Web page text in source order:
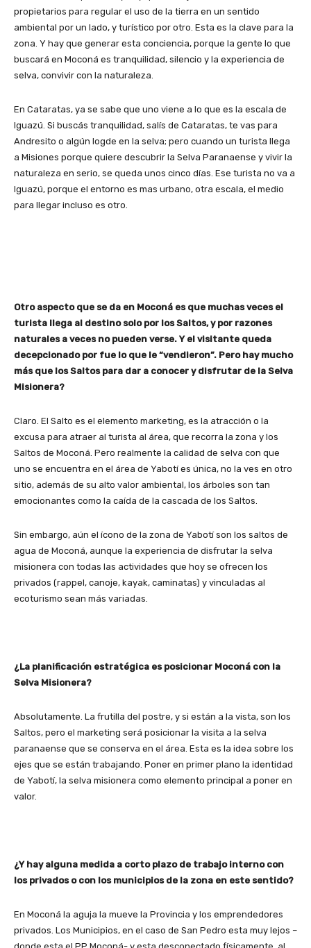
propietarios para regular el uso de la tierra en un sentido
ambiental por un lado, y turístico por otro. Esta es la clave para la
zona. Y hay que generar esta conciencia, porque la gente lo que
buscará en Moconá es tranquilidad, silencio y la experiencia de
selva, convivir con la naturaleza.
En Cataratas, ya se sabe que uno viene a lo que es la escala de
Iguazú. Si buscás tranquilidad, salís de Cataratas, te vas para
Andresito o algún logde en la selva; pero cuando un turista llega
a Misiones porque quiere descubrir la Selva Paranaense y vivir la
naturaleza en serio, se queda unos cinco días. Ese turista no va a
Iguazú, porque el entorno es mas urbano, otra escala, el medio
para llegar incluso es otro.
Otro aspecto que se da en Moconá es que muchas veces el
turista llega al destino solo por los Saltos, y por razones
naturales a veces no pueden verse. Y el visitante queda
decepcionado por fue lo que le “vendieron”. Pero hay mucho
más que los Saltos para dar a conocer y disfrutar de la Selva
Misionera?
Claro. El Salto es el elemento marketing, es la atracción o la
excusa para atraer al turista al área, que recorra la zona y los
Saltos de Moconá. Pero realmente la calidad de selva con que
uno se encuentra en el área de Yabotí es única, no la ves en otro
sitio, además de su alto valor ambiental, los árboles son tan
emocionantes como la caída de la cascada de los Saltos.
Sin embargo, aún el ícono de la zona de Yabotí son los saltos de
agua de Moconá, aunque la experiencia de disfrutar la selva
misionera con todas las actividades que hoy se ofrecen los
privados (rappel, canoje, kayak, caminatas) y vinculadas al
ecoturismo sean más variadas.
¿La planificación estratégica es posicionar Moconá con la
Selva Misionera?
Absolutamente. La frutilla del postre, y si están a la vista, son los
Saltos, pero el marketing será posicionar la visita a la selva
paranaense que se conserva en el área. Esta es la idea sobre los
ejes que se están trabajando. Poner en primer plano la identidad
de Yabotí, la selva misionera como elemento principal a poner en
valor.
¿Y hay alguna medida a corto plazo de trabajo interno con
los privados o con los municipios de la zona en este sentido?
En Moconá la aguja la mueve la Provincia y los emprendedores
privados. Los Municipios, en el caso de San Pedro esta muy lejos –